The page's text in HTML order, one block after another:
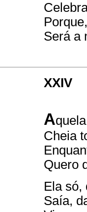
Será a
XXIV
A
Cheia
Quero
Ela só,
Saía,